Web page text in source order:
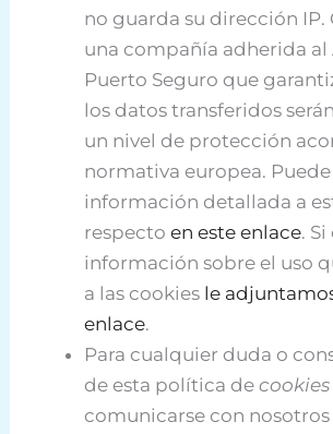
no guarda su dirección IP.
una compañía adherida al
Puerto Seguro que
los datos transferidos
un nivel de protección
normativa europea.
información detallada a
respectoen este enlace. Si
información sobre el uso
a las cookies le
enlace.
Para cualquier duda o
de esta política decookies
comunicarse con nosotros